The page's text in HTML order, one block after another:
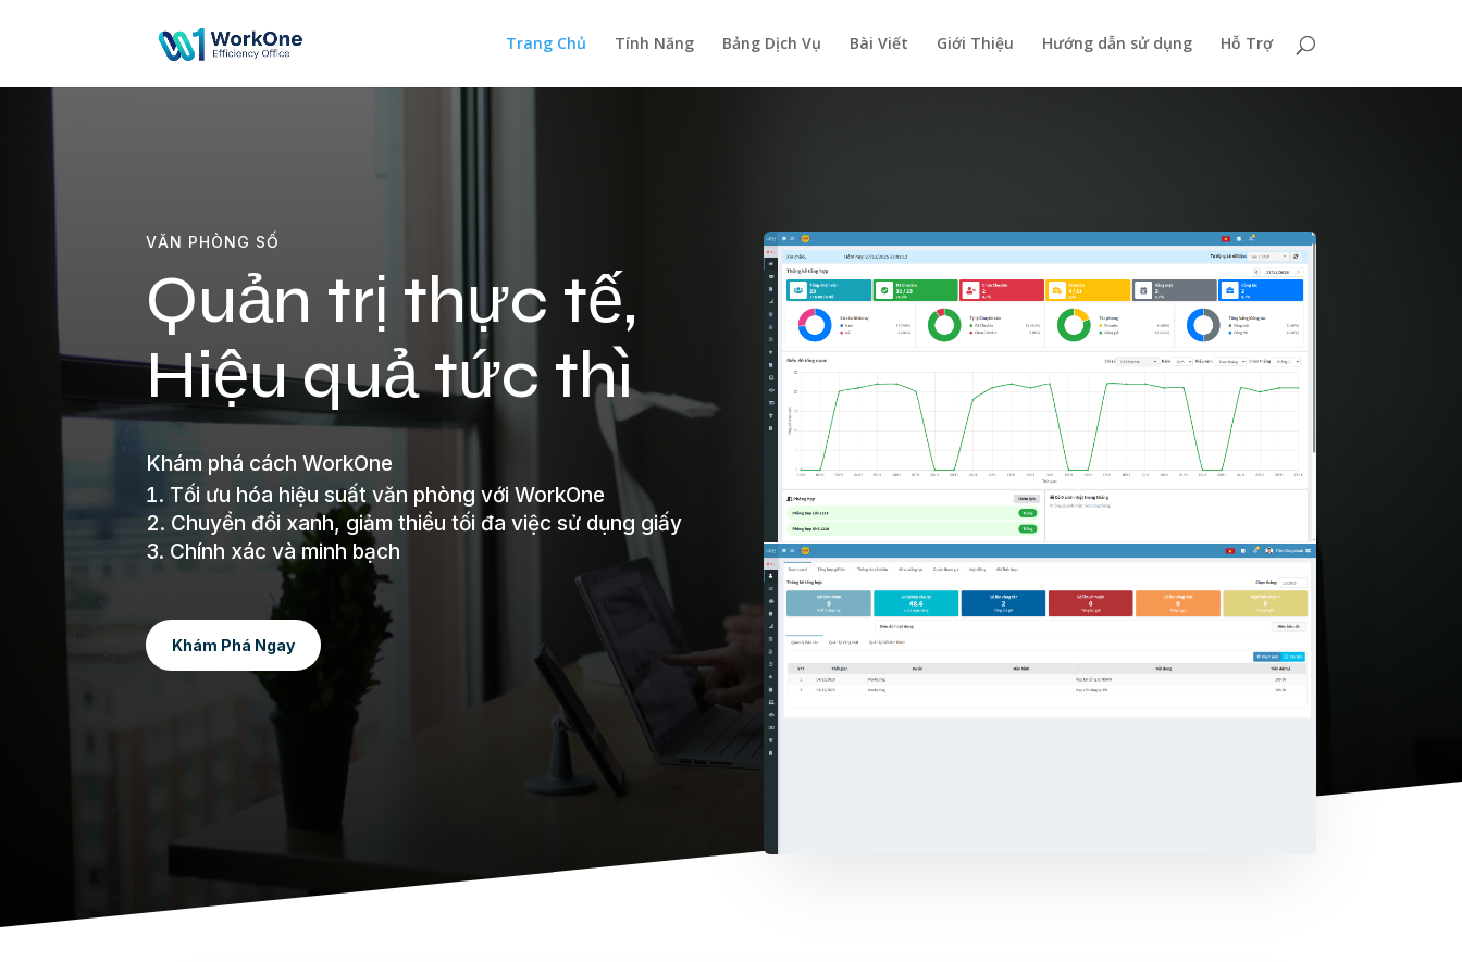
Trang Chủ Tính Năng Bảng Dịch Vụ Bài Viết Giới Thiệu Hướng dẫn sử dụng Hỗ Trợ
VĂN PHÒNG SỐ
Quản trị thực tế,
Hiệu quả tức thì
Khám phá cách WorkOne
Tối ưu hóa hiệu suất văn phòng với WorkOne
Chuyển đổi xanh, giảm thiểu tối đa việc sử dụng giấy
Chính xác và minh bạch
Khám Phá Ngay